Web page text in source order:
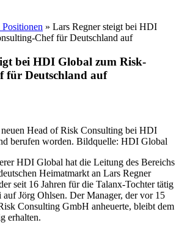
» Lars Regner steigt bei HDI
Chef für Deutschland auf
bei HDI Global zum Risk-
für Deutschland auf
Head of Risk Consulting bei HDI
berufen worden. Bildquelle: HDI Global
HDI Global hat die Leitung des Bereichs
Heimatmarkt an Lars Regner
seit 16 Jahren für die Talanx-Tochter tätig
Jörg Ohlsen. Der Manager, der vor 15
Consulting GmbH anheuerte, bleibt dem
erhalten.